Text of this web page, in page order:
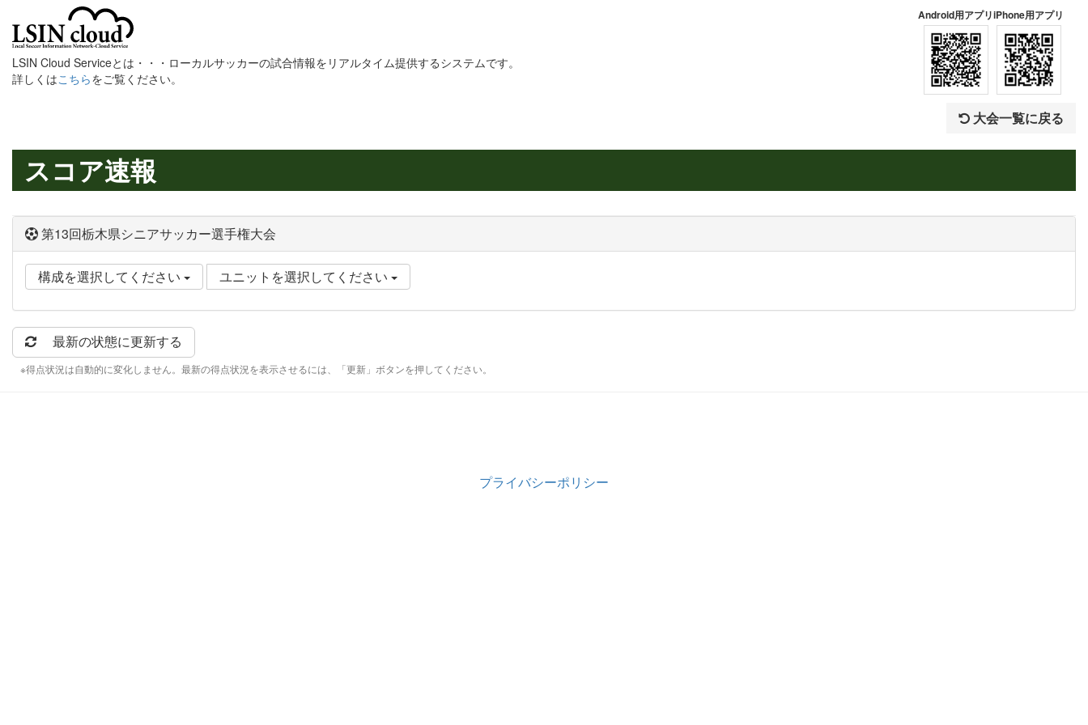
LSIN Cloud Serviceとは・・・ローカルサッカーの試合情報をリアルタイム提供するシステムです。
詳しくはこちらをご覧ください。
Android用アプリiPhone用アプリ
大会一覧に戻る
スコア速報
第13回栃木県シニアサッカー選手権大会
構成を選択してください ユニットを選択してください
最新の状態に更新する
※得点状況は自動的に変化しません。最新の得点状況を表示させるには、「更新」ボタンを押してください。
プライバシーポリシー